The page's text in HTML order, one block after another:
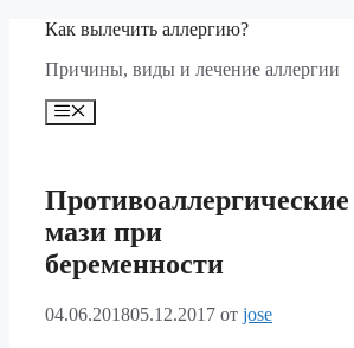
Перейти
содержимому
Как вылечить аллергию?
Причины, виды и лечение аллергии
Меню
Противоаллергические
мази при
беременности
04.06.201805.12.2017 от jose